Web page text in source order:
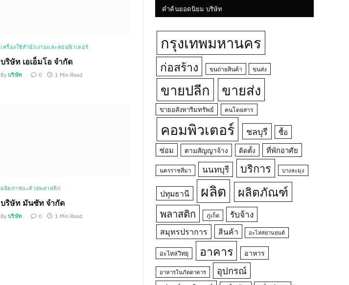
เครื่องใช้สำนักงานและคอมพิวเตอร์
บริษัท เอเอ็มโอ จำกัด
By บริษัท 0 1 Min Read
ผลิตภาชนะด้วยพลาสติก
บริษัท มันซัท จำกัด
By บริษัท 0 1 Min Read
คำค้นยอดนิยม บริษัท
กรุงเทพมหานคร
ก่อสร้าง ขนถ่ายสินค้า ขนส่ง
ขายปลีก ขายส่ง
ขายอสังหาริมทรัพย์ คนโดยสาร
คอมพิวเตอร์ ชลบุรี
ซื้อ
ซ่อม
ตามสัญญาจ้าง ติดตั้ง ที่พักอาศัย
นครราชสีมา นนทบุรี บริการ บางละมุง
ปทุมธานี ผลิต ผลิตภัณฑ์
พลาสติก ภูเก็ต รับจ้าง
สมุทรปราการ สินค้า อะไหล่ยานยนต์
อะไหล่วิทยุ อาคาร อาหาร
อาหารในภัตตาคาร อุปกรณ์